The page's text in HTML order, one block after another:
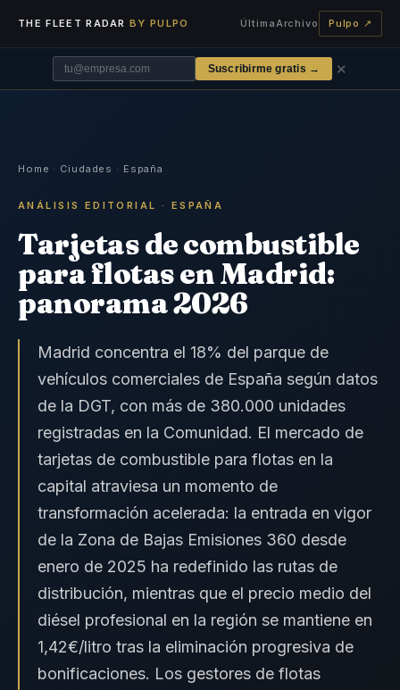
THE FLEET RADARBY PULPO ÚltimaArchivo Pulpo ↗
Suscribirme gratis → ✕
Home · Ciudades · España
ANÁLISIS EDITORIAL · ESPAÑA
Tarjetas de combustible
para flotas en Madrid:
panorama 2026
Madrid concentra el 18% del parque de
vehículos comerciales de España según datos
de la DGT, con más de 380.000 unidades
registradas en la Comunidad. El mercado de
tarjetas de combustible para flotas en la
capital atraviesa un momento de
transformación acelerada: la entrada en vigor
de la Zona de Bajas Emisiones 360 desde
enero de 2025 ha redefinido las rutas de
distribución, mientras que el precio medio del
diésel profesional en la región se mantiene en
1,42€/litro tras la eliminación progresiva de
bonificaciones. Los gestores de flotas